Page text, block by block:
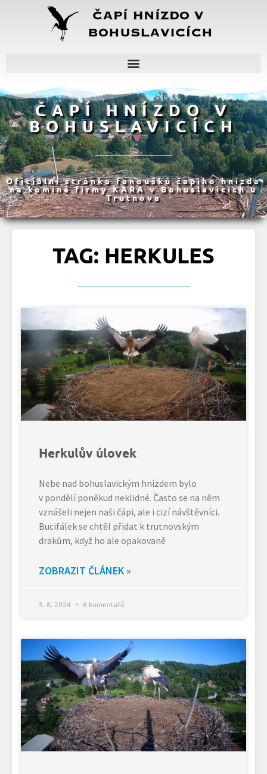
ČAPÍ HNÍZDO V
BOHUSLAVICÍCH
Oficiální stránka fanoušků čapího hnízda
na komíně firmy KARA v Bohuslavicích u
Trutnova
TAG: HERKULES
Herkulův úlovek
Nebe nad bohuslavickým hnízdem bylo
v pondělí poněkud neklidné. Často se na něm
vznášeli nejen naši čápi, ale i cizí návštěvníci.
Bucifálek se chtěl přidat k trutnovským
drakům, když ho ale opakovaně
ZOBRAZIT ČLÁNEK »
5. 8. 2024 6 komentářů